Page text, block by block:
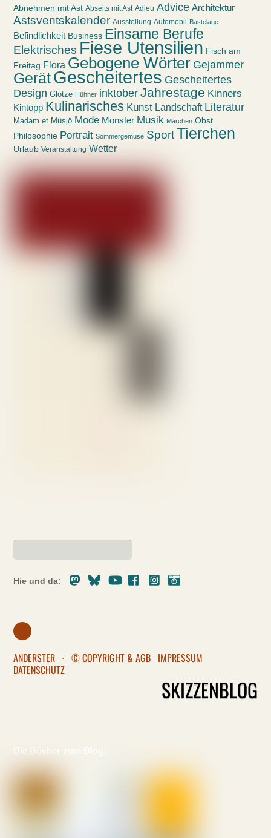
Abnehmen mit Ast Abseits mit Ast Adieu Advice Architektur
Astsventskalender Ausstellung Automobil Bastelage
Befindlichkeit Business Einsame Berufe
Elektrisches Fiese Utensilien Fisch am
Freitag Flora Gebogene Wörter Gejammer
GerätGescheitertes Gescheitertes
Design Glotze Hühner inktober Jahrestage Kinners
Kintopp Kulinarisches Kunst Landschaft Literatur
Madam et Müsjö Mode Monster Musik Märchen Obst
Philosophie Portrait Sommergemüse Sport Tierchen
Urlaub Veranstaltung Wetter
Hie und da:
MastodonBlueskyYoutubeFacebookInstagram
ANDERSTER · © COPYRIGHT & AGB IMPRESSUM
DATENSCHUTZ
SKIZZENBLOG
Die Bücher zum Blog: